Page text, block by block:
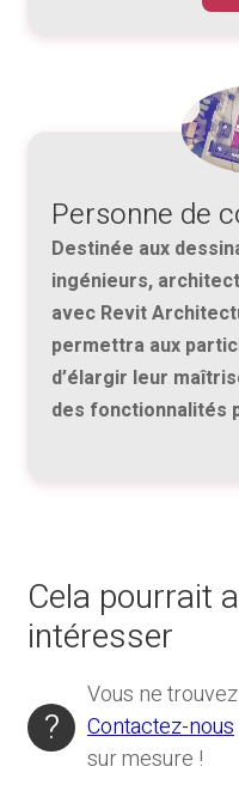
Personne de
Destinée aux
ingénieurs,
avec Revit
permettra aux
d’élargir leur
des fonctionnalités
Cela pourrait
intéresser
Vous ne
Contactez-nous
sur mesure !